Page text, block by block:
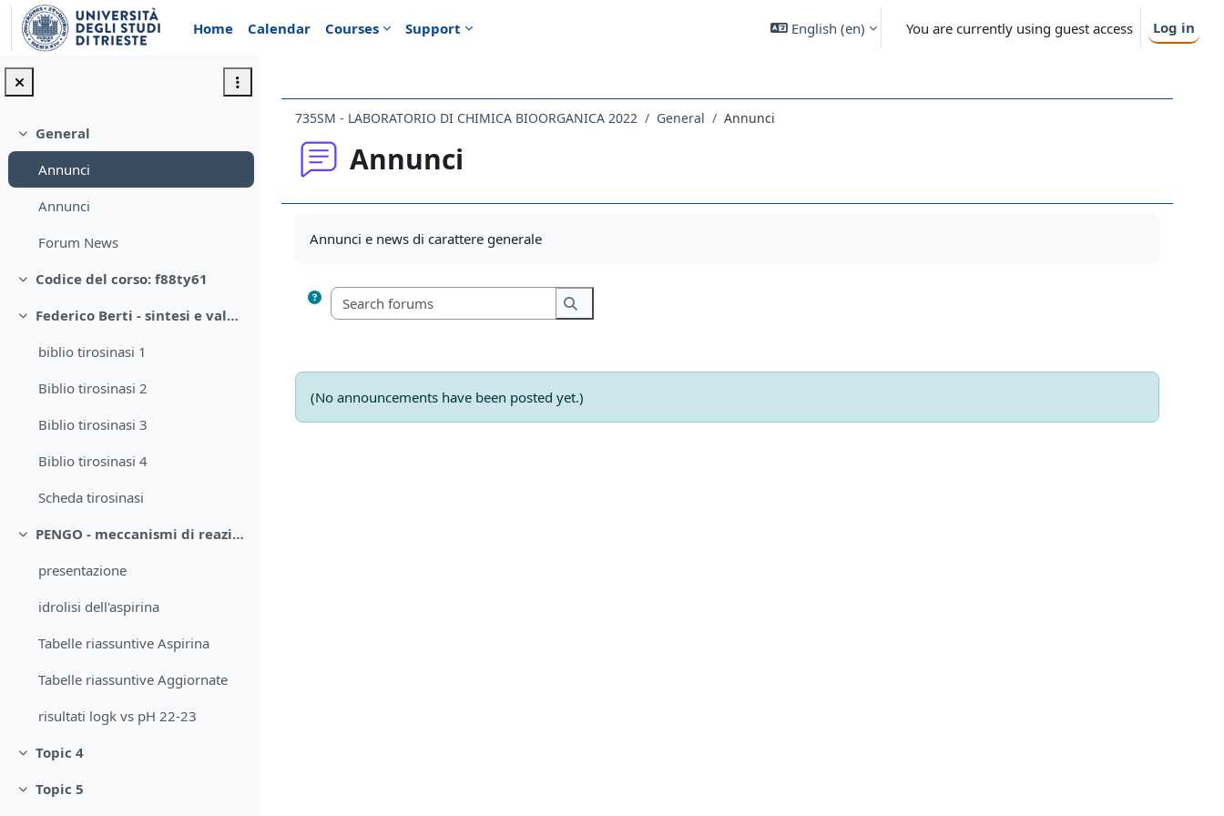
Skip to main content
Home
Calendar Courses Support English ‎(en)‎ You are currently using guest access Log in
Collapse
General
Annunci
Annunci
Forum News
Collapse
Codice del corso: f88ty61
Collapse
Federico Berti - sintesi e valutazione di inibitori della tirosinasi
biblio tirosinasi 1
Biblio tirosinasi 2
Biblio tirosinasi 3
Biblio tirosinasi 4
Scheda tirosinasi
Collapse
PENGO - meccanismi di reazione
presentazione
idrolisi dell'aspirina
Tabelle riassuntive Aspirina
Tabelle riassuntive Aggiornate
risultati logk vs pH 22-23
Collapse
Topic 4
Collapse
Topic 5
735SM - LABORATORIO DI CHIMICA BIOORGANICA 2022 General Annunci
Annunci
Annunci e news di carattere generale
Search forums
Search forums
(No announcements have been posted yet.)